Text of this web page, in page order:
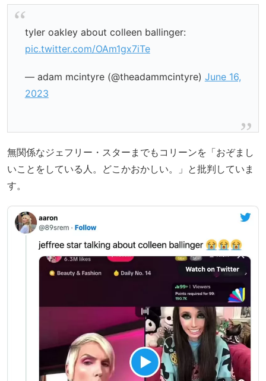
tyler oakley about colleen ballinger:
pic.twitter.com/OAm1gx7iTe
— adam mcintyre (@theadammcintyre) June 16,
2023
無関係なジェフリー・スターまでもコリーンを「おぞまし
いことをしている人。どこかおかしい。」と批判していま
す。